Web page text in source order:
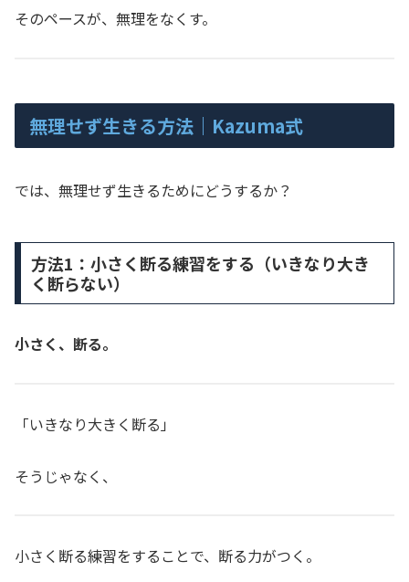
そのペースが、無理をなくす。
無理せず生きる方法｜Kazuma式
では、無理せず生きるためにどうするか？
方法1：小さく断る練習をする（いきなり大き
く断らない）
小さく、断る。
「いきなり大きく断る」
そうじゃなく、
小さく断る練習をすることで、断る力がつく。